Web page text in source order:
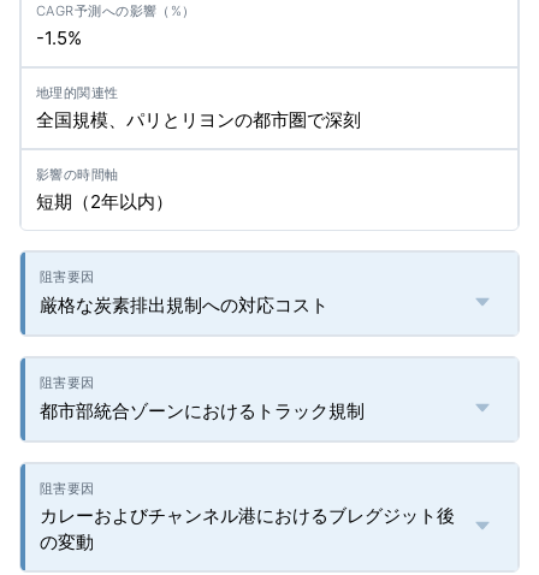
-1.5%
全国規模、パリとリヨンの都市圏で深刻
短期（2年以内）
厳格な炭素排出規制への対応コスト
都市部統合ゾーンにおけるトラック規制
カレーおよびチャンネル港におけるブレグジット後
の変動